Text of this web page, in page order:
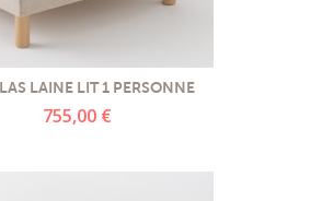
LAINE LIT 1 PERSONNE
755,00 €